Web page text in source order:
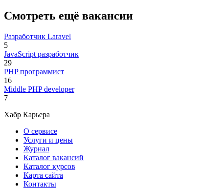
Смотреть ещё вакансии
Разработчик Laravel
5
JavaScript разработчик
29
PHP программист
16
Middle PHP developer
7
Хабр Карьера
О сервисе
Услуги и цены
Журнал
Каталог вакансий
Каталог курсов
Карта сайта
Контакты